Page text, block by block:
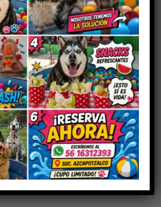
“UROLOGY
no será publicada. Los
marcados con*